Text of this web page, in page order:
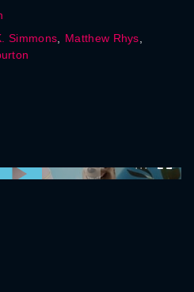
Simmons Matthew Rhys